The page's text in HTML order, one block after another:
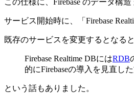
サービス開始時に、「Firebase
既存のサービスを変更するとなる
Firebase Realtime DBにはRDB
的にFirebaseの導入を見直し
という話もありました。